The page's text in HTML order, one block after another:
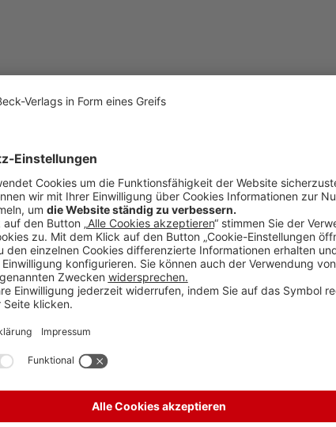
Bestrebungen darauf ab, diese Entwicklung zu begrenzen. Ein
einfordern dürfen.
Der VSME(Voluntary Sustainability Reporting Standard for non-listed
standardisierte Bereitstellung von ESG-Informationen